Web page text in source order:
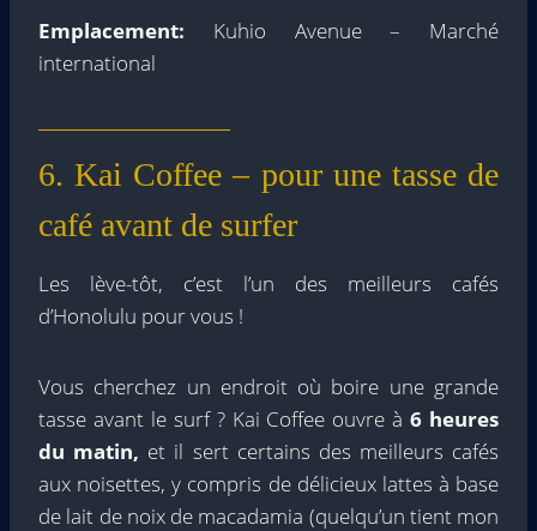
Emplacement: Kuhio Avenue – Marché
international
6. Kai Coffee – pour une tasse de
café avant de surfer
Les lève-tôt, c’est l’un des meilleurs cafés
d’Honolulu pour vous !
Vous cherchez un endroit où boire une grande
tasse avant le surf ? Kai Coffee ouvre à6 heures
du matin, et il sert certains des meilleurs cafés
aux noisettes, y compris de délicieux lattes à base
de lait de noix de macadamia (quelqu’un tient mon